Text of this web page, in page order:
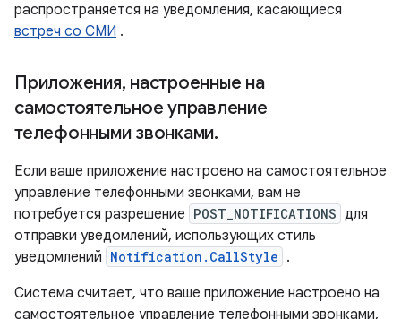
распространяется на уведомления, касающиеся
встреч со СМИ .
Приложения, настроенные на
самостоятельное управление
телефонными звонками.
Если ваше приложение настроено на самостоятельное
управление телефонными звонками, вам не
потребуется разрешение POST_NOTIFICATIONS для
отправки уведомлений, использующих стиль
уведомлений Notification.CallStyle .
Система считает, что ваше приложение настроено на
самостоятельное управление телефонными звонками,